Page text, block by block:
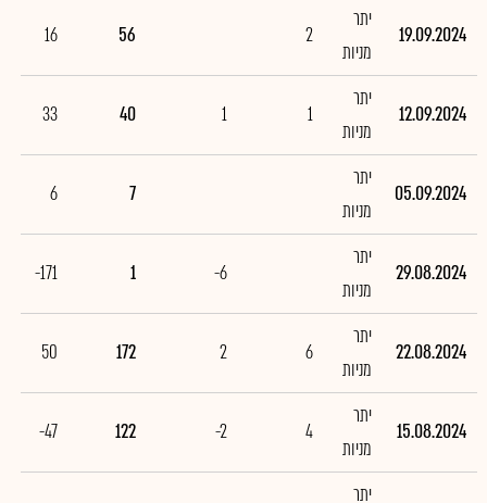
19.09.2024
יתר
מניות
2
56
16
12.09.2024
יתר
מניות
1
1
40
33
05.09.2024
יתר
מניות
7
6
29.08.2024
יתר
מניות
-6
1
-171
22.08.2024
יתר
מניות
6
2
172
50
15.08.2024
יתר
מניות
4
-2
122
-47
יתר